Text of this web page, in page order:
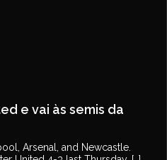
e vai às semis da
Arsenal, and Newcastle.